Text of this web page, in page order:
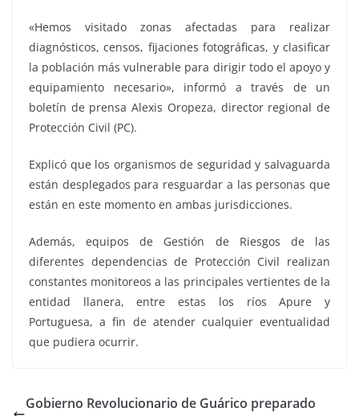
«Hemos visitado zonas afectadas para realizar
diagnósticos, censos, fijaciones fotográficas, y clasificar
la población más vulnerable para dirigir todo el apoyo y
equipamiento necesario», informó a través de un
boletín de prensa Alexis Oropeza, director regional de
Protección Civil (PC).
Explicó que los organismos de seguridad y salvaguarda
están desplegados para resguardar a las personas que
están en este momento en ambas jurisdicciones.
Además, equipos de Gestión de Riesgos de las
diferentes dependencias de Protección Civil realizan
constantes monitoreos a las principales vertientes de la
entidad llanera, entre estas los ríos Apure y
Portuguesa, a fin de atender cualquier eventualidad
que pudiera ocurrir.
Gobierno Revolucionario de Guárico preparado